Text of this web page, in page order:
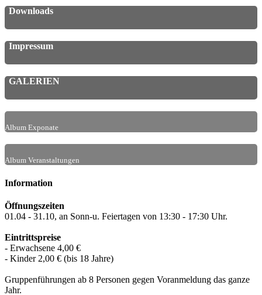
Downloads
Impressum
GALERIEN
Album Exponate
Album Veranstaltungen
Information
Öffnungszeiten
01.04 - 31.10, an Sonn-u. Feiertagen von 13:30 - 17:30 Uhr.
Eintrittspreise
- Erwachsene 4,00 €
- Kinder 2,00 € (bis 18 Jahre)
Gruppenführungen ab 8 Personen gegen Voranmeldung das ganze
Jahr.